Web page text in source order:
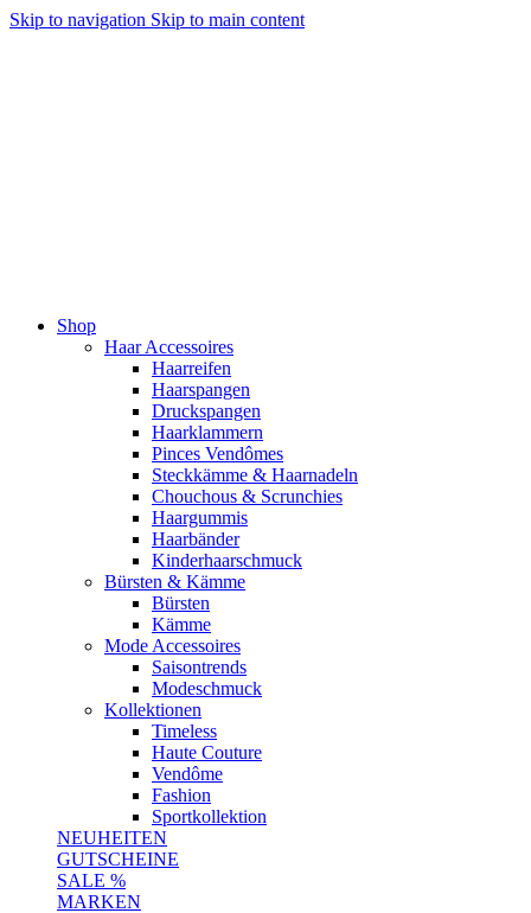
Skip to navigation Skip to main content
Shop
Haar Accessoires
Haarreifen
Haarspangen
Druckspangen
Haarklammern
Pinces Vendômes
Steckkämme & Haarnadeln
Chouchous & Scrunchies
Haargummis
Haarbänder
Kinderhaarschmuck
Bürsten & Kämme
Bürsten
Kämme
Mode Accessoires
Saisontrends
Modeschmuck
Kollektionen
Timeless
Haute Couture
Vendôme
Fashion
Sportkollektion
NEUHEITEN
GUTSCHEINE
SALE %
MARKEN